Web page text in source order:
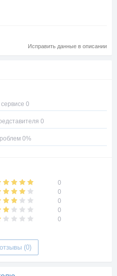
Исправить данные в описании
0
0
0%
0
0
0
0
0
(0)